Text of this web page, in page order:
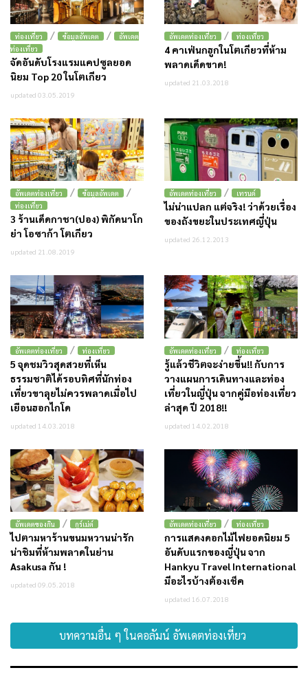
ท่องเที่ยว / ข้อมูลอัพเดต /
อัพเดต
ท่องเที่ยว
จัดอันดับโรงแรมแคปซูลยอด
นิยม Top 20 ในโตเกียว
updated 03.05.2019
อัพเดตท่องเที่ยว / ท่องเที่ยว
4 คาเฟ่นกฮูกในโตเกียวที่ห้าม
พลาดเด็ดขาด!
updated 21.03.2018
อัพเดตท่องเที่ยว / ข้อมูลอัพเดต /
ท่องเที่ยว
3 ร้านเด็ดกาชา(ปอง) พิกัดนาโก
ย่า โอซาก้า โตเกียว
updated 21.08.2019
อัพเดตท่องเที่ยว / เทรนด์
ไม่น่าแปลก แต่จริง! ว่าด้วยเรื่อง
ของถังขยะในประเทศญี่ปุ่น
updated 26.12.2013
อัพเดตท่องเที่ยว / ท่องเที่ยว
5 จุดชมวิวสุดสวยที่เห็น
ธรรมชาติได้รอบทิศที่นักท่อง
เที่ยวขาลุยไม่ควรพลาดเมื่อไป
เยือนฮอกไกโด
updated 14.03.2018
อัพเดตท่องเที่ยว / ท่องเที่ยว
รู้แล้วชีวิตจะง่ายขึ้น!! กับการ
วางแผนการเดินทางและท่อง
เที่ยวในญี่ปุ่น จากคู่มือท่องเที่ยว
ล่าสุด ปี 2018!!
updated 14.02.2018
อัพเดตของกิน / กูร์เม่ต์
ไปตามหาร้านขนมหวานน่ารัก
น่าชิมที่ห้ามพลาดในย่าน
Asakusa กัน !
updated 09.05.2018
อัพเดตท่องเที่ยว / ท่องเที่ยว
การแสดงดอกไม้ไฟยอดนิยม 5
อันดับแรกของญี่ปุ่น จาก
Hankyu Travel International
มีอะไรบ้างต้องเช็ค
updated 16.07.2018
บทความอื่น ๆ ในคอลัมน์ อัพเดตท่องเที่ยว